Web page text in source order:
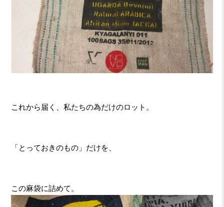
これから届く、私たちの為だけのロット。
「とっておきのもの」だけを、
この麻袋に詰めて。